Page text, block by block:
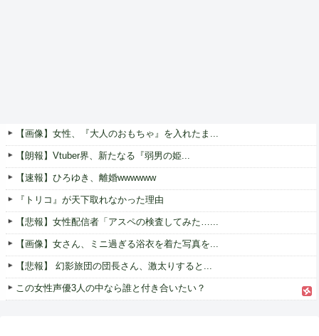
【画像】女性、『大人のおもちゃ』を入れたま...
【朗報】Vtuber界、新たなる『弱男の姫...
【速報】ひろゆき、離婚wwwwww
『トリコ』が天下取れなかった理由
【悲報】女性配信者「アスペの検査してみた…...
【画像】女さん、ミニ過ぎる浴衣を着た写真を...
【悲報】 幻影旅団の団長さん、激太りすると...
この女性声優3人の中なら誰と付き合いたい？